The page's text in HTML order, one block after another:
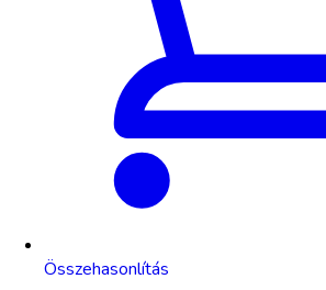
Összehasonlítás